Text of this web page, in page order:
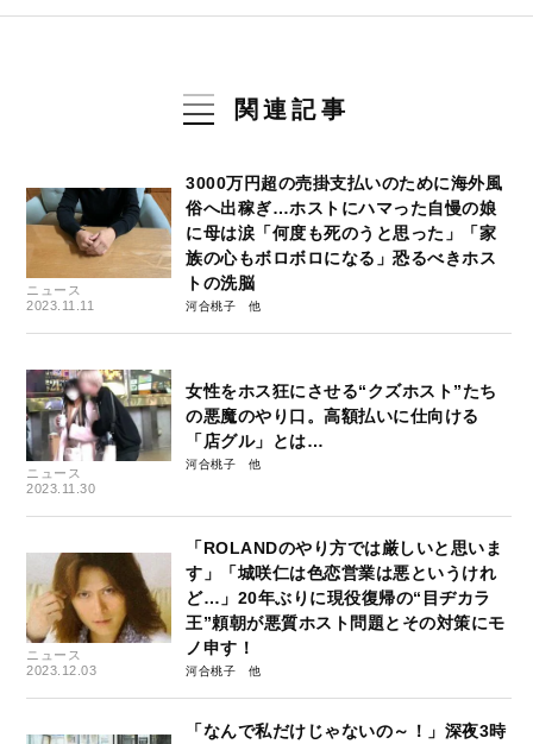
関連記事
ニュース
2023.11.11
3000万円超の売掛支払いのために海外風
俗へ出稼ぎ…ホストにハマった自慢の娘
に母は涙「何度も死のうと思った」「家
族の心もボロボロになる」恐るべきホス
トの洗脳
河合桃子
ニュース
2023.11.30
女性をホス狂にさせる“クズホスト”たち
の悪魔のやり口。高額払いに仕向ける
「店グル」とは…
河合桃子
ニュース
2023.12.03
「ROLANDのやり方では厳しいと思いま
す」「城咲仁は色恋営業は悪というけれ
ど…」20年ぶりに現役復帰の“目ヂカラ
王”頼朝が悪質ホスト問題とその対策にモ
ノ申す！
河合桃子
「なんで私だけじゃないの～！」深夜3時